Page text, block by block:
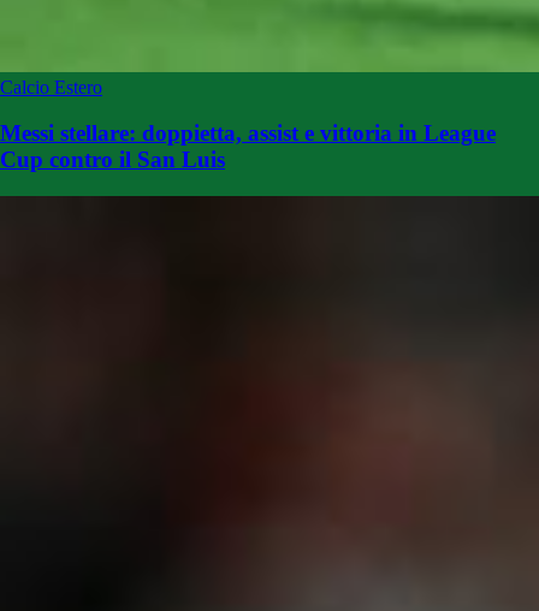
Calcio Estero
Messi stellare: doppietta, assist e vittoria in League
Cup contro il San Luis